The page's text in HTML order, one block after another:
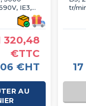
IE3,
320,48
€TTC
€HT
AU
tr/